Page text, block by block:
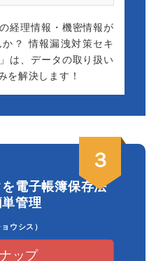
の両シリーズの全ての製
させて頂きます。
ソフトを一時的に無効化
経理情報・機密情報が
？ 情報漏洩対策セキ
は、データの取り扱い
を解決します！
３
電子帳簿保存法
管理
ョウシス）
ップ